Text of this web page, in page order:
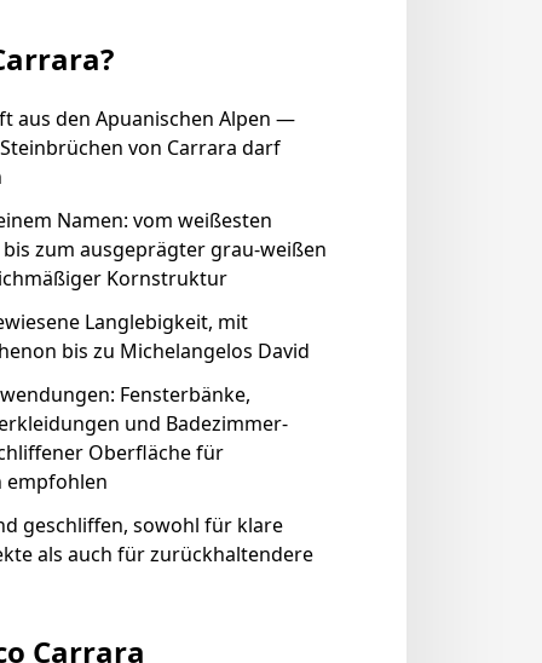
aus den Apuanischen Alpen —
von Carrara darf
Namen: vom weißesten
zum ausgeprägter grau-weißen
Kornstruktur
Langlebigkeit, mit
bis zu Michelangelos David
Fensterbänke,
und Badezimmer-
Oberfläche für
empfohlen
geschliffen, sowohl für klare
als auch für zurückhaltendere
Carrara